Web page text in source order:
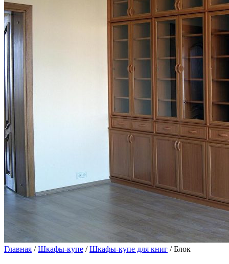
Главная /Шкафы-купе /Шкафы-купе для книг / Блок